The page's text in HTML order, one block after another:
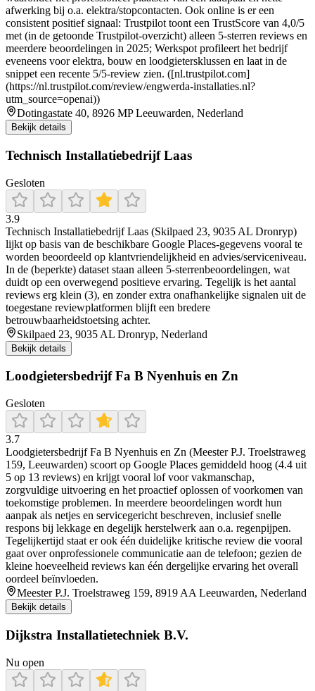
afwerking bij o.a. elektra/stopcontacten. Ook online is er een
consistent positief signaal: Trustpilot toont een TrustScore van 4,0/5
met (in de getoonde Trustpilot-overzicht) alleen 5-sterren reviews en
meerdere beoordelingen in 2025; Werkspot profileert het bedrijf
eveneens voor elektra, bouw en loodgietersklussen en laat in de
snippet een recente 5/5-review zien. ([nl.trustpilot.com]
(https://nl.trustpilot.com/review/engwerda-installaties.nl?
utm_source=openai))
Dotingastate 40, 8926 MP Leeuwarden, Nederland
Bekijk details
Technisch Installatiebedrijf Laas
Gesloten
3.9
Technisch Installatiebedrijf Laas (Skilpaed 23, 9035 AL Dronryp)
lijkt op basis van de beschikbare Google Places-gegevens vooral te
worden beoordeeld op klantvriendelijkheid en advies/serviceniveau.
In de (beperkte) dataset staan alleen 5-sterrenbeoordelingen, wat
duidt op een overwegend positieve ervaring. Tegelijk is het aantal
reviews erg klein (3), en zonder extra onafhankelijke signalen uit de
toegestane reviewplatformen blijft een bredere
betrouwbaarheidstoetsing achter.
Skilpaed 23, 9035 AL Dronryp, Nederland
Bekijk details
Loodgietersbedrijf Fa B Nyenhuis en Zn
Gesloten
3.7
Loodgietersbedrijf Fa B Nyenhuis en Zn (Meester P.J. Troelstraweg
159, Leeuwarden) scoort op Google Places gemiddeld hoog (4.4 uit
5 op 13 reviews) en krijgt vooral lof voor vakmanschap,
zorgvuldige uitvoering en het proactief oplossen of voorkomen van
toekomstige problemen. In meerdere beoordelingen wordt hun
aanpak als netjes en servicegericht beschreven, inclusief snelle
respons bij lekkage en degelijk herstelwerk aan o.a. regenpijpen.
Tegelijkertijd staat er ook één duidelijke kritische review die vooral
gaat over onprofessionele communicatie aan de telefoon; gezien de
kleine hoeveelheid reviews kan één dergelijke ervaring het overall
oordeel beïnvloeden.
Meester P.J. Troelstraweg 159, 8919 AA Leeuwarden, Nederland
Bekijk details
Dijkstra Installatietechniek B.V.
Nu open